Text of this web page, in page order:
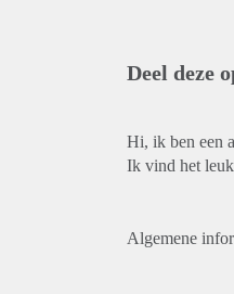
Deel deze
Hi, ik ben een
Ik vind het
Algemene